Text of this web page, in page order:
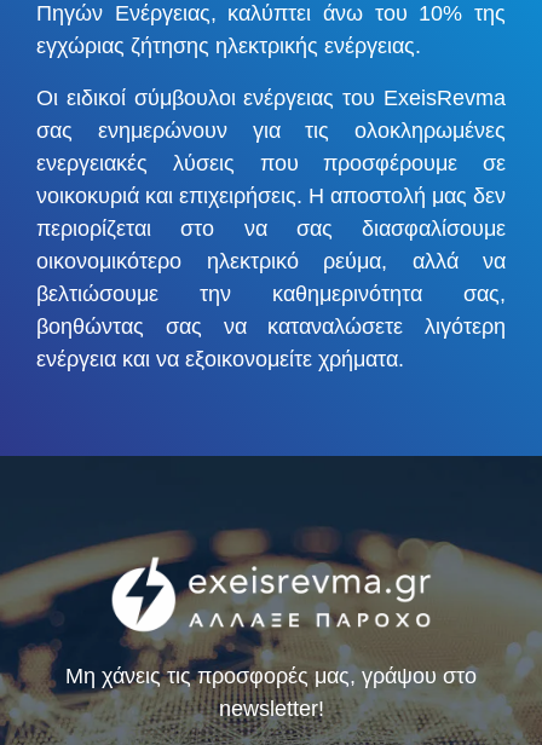
Πηγών Ενέργειας, καλύπτει άνω του 10% της
εγχώριας ζήτησης ηλεκτρικής ενέργειας.
Οι ειδικοί σύμβουλοι ενέργειας του ExeisRevma
σας ενημερώνουν για τις ολοκληρωμένες
ενεργειακές λύσεις που προσφέρουμε σε
νοικοκυριά και επιχειρήσεις. Η αποστολή μας δεν
περιορίζεται στο να σας διασφαλίσουμε
οικονομικότερο ηλεκτρικό ρεύμα, αλλά να
βελτιώσουμε την καθημερινότητα σας,
βοηθώντας σας να καταναλώσετε λιγότερη
ενέργεια και να εξοικονομείτε χρήματα.
Μη χάνεις τις προσφορές μας, γράψου στο
newsletter!